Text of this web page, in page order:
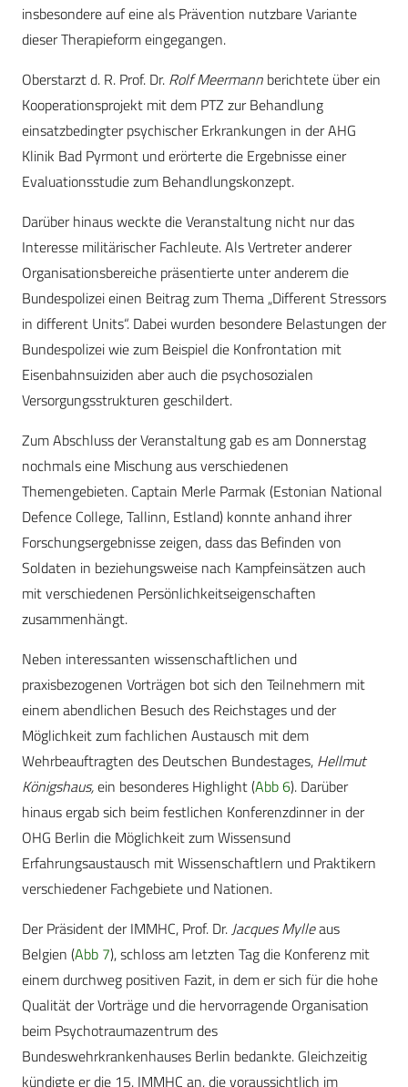
insbesondere auf eine als Prävention nutzbare Variante
dieser Therapieform eingegangen.
Oberstarzt d. R. Prof. Dr. Rolf Meermann berichtete über ein
Kooperationsprojekt mit dem PTZ zur Behandlung
einsatzbedingter psychischer Erkrankungen in der AHG
Klinik Bad Pyrmont und erörterte die Ergebnisse einer
Evaluationsstudie zum Behandlungskonzept.
Darüber hinaus weckte die Veranstaltung nicht nur das
Interesse militärischer Fachleute. Als Vertreter anderer
Organisationsbereiche präsentierte unter anderem die
Bundespolizei einen Beitrag zum Thema „Different Stressors
in different Units“. Dabei wurden besondere Belastungen der
Bundespolizei wie zum Beispiel die Konfrontation mit
Eisenbahnsuiziden aber auch die psychosozialen
Versorgungsstrukturen geschildert.
Zum Abschluss der Veranstaltung gab es am Donnerstag
nochmals eine Mischung aus verschiedenen
Themengebieten. Captain Merle Parmak (Estonian National
Defence College, Tallinn, Estland) konnte anhand ihrer
Forschungsergebnisse zeigen, dass das Befinden von
Soldaten in beziehungsweise nach Kampfeinsätzen auch
mit verschiedenen Persönlichkeitseigenschaften
zusammenhängt.
Neben interessanten wissenschaftlichen und
praxisbezogenen Vorträgen bot sich den Teilnehmern mit
einem abendlichen Besuch des Reichstages und der
Möglichkeit zum fachlichen Austausch mit dem
Wehrbeauftragten des Deutschen Bundestages, Hellmut
Königshaus,ein besonderes Highlight (Abb 6). Darüber
hinaus ergab sich beim festlichen Konferenzdinner in der
OHG Berlin die Möglichkeit zum Wissensund
Erfahrungsaustausch mit Wissenschaftlern und Praktikern
verschiedener Fachgebiete und Nationen.
Der Präsident der IMMHC, Prof. Dr.Jacques Mylleaus
Belgien (Abb 7), schloss am letzten Tag die Konferenz mit
einem durchweg positiven Fazit, in dem er sich für die hohe
Qualität der Vorträge und die hervorragende Organisation
beim Psychotraumazentrum des
Bundeswehrkrankenhauses Berlin bedankte. Gleichzeitig
kündigte er die 15. IMMHC an, die voraussichtlich im